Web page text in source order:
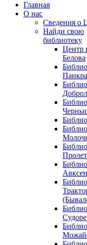
Главная
О нас
Сведения о
Найди свою
библиотеку
Центр
Белова